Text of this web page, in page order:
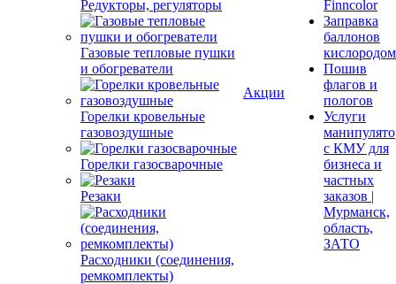
Редукторы, регуляторы
Газовые тепловые пушки
и обогреватели
Горелки кровельные
газовоздушные
Горелки газосварочные
Резаки
Расходники (соединения,
ремкомплекты)
красок
Tikkurila,
Finncolor
Заправка
баллонов
кислородом
Пошив
флагов и
пологов
Услуги
с КМУ для
бизнеса и
частных
заказов |
Мурманск,